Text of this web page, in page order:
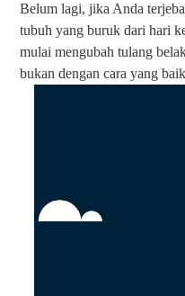
Belum lagi, jika Anda
tubuh yang buruk dari hari
mulai mengubah tulang
bukan dengan cara yang